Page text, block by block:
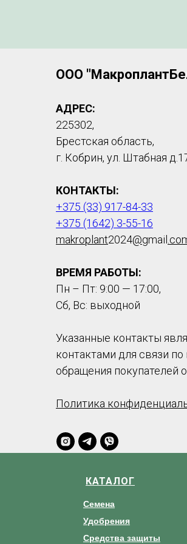
ООО
АДРЕС:
225302,
Брестская область,
г. Кобрин, ул. Штабная
КОНТАКТЫ:
+375 (33) 917-84-33
+375 (1642) 3-55-16
makroplant2024@gmail
ВРЕМЯ РАБОТЫ:
Пн – Пт: 9:00 — 17:00,
Сб, Вс: выходной
Указанные контакты
контактами для связи
обращения покупателей
Политика
КАТАЛОГ
Семена
Удобрения
Средства защиты